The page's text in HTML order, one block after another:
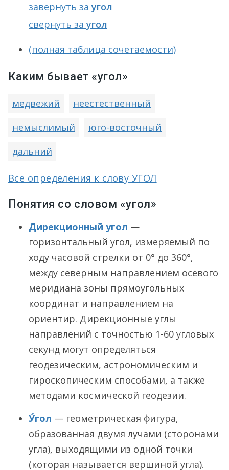
завернуть заугол
свернуть заугол
(полная таблица сочетаемости)
Каким бывает «угол»
медвежий
неестественный
немыслимый
юго-восточный
дальний
Все определения к слову УГОЛ
Понятия со словом «угол»
Дирекционный угол —
горизонтальный угол, измеряемый по
ходу часовой стрелки от 0° до 360°,
между северным направлением осевого
меридиана зоны прямоугольных
координат и направлением на
ориентир. Дирекционные углы
направлений с точностью 1-60 угловых
секунд могут определяться
геодезическим, астрономическим и
гироскопическим способами, а также
методами космической геодезии.
У́гол — геометрическая фигура,
образованная двумя лучами (сторонами
угла), выходящими из одной точки
(которая называется вершиной угла).